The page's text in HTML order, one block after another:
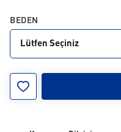
BEDEN
Lütfen Seçiniz